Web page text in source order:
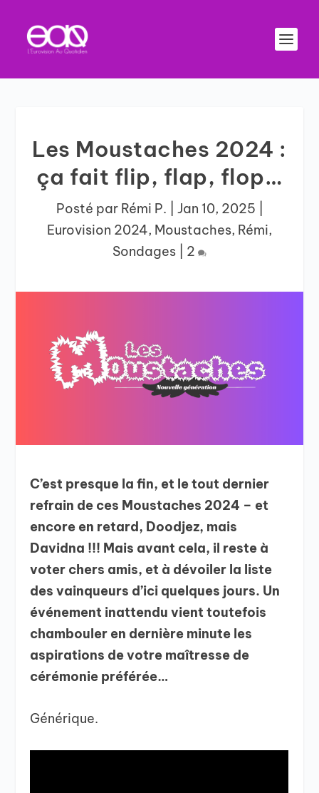
Les Moustaches 2024 :
ça fait flip, flap, flop…
Posté par Rémi P. Jan 10, 2025
Eurovision 2024, Moustaches, Rémi,
Sondages
2
C’est presque la fin, et le tout dernier
refrain de ces Moustaches 2024 – et
encore en retard, Doodjez, mais
Davidna !!! Mais avant cela, il reste à
voter chers amis, et à dévoiler la liste
des vainqueurs d’ici quelques jours. Un
événement inattendu vient toutefois
chambouler en dernière minute les
aspirations de votre maîtresse de
cérémonie préférée…
Générique.